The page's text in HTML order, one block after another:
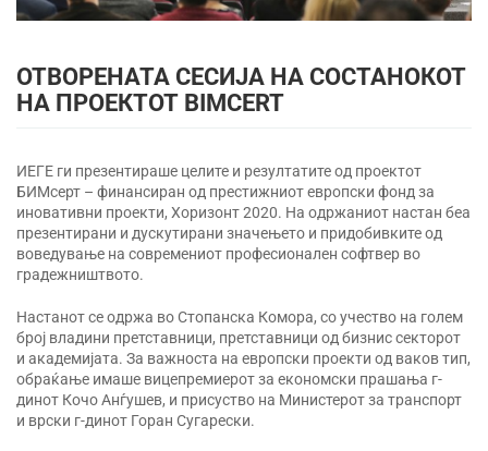
ОТВОРЕНАТА СЕСИЈА НА СОСТАНОКОТ
НА ПРОЕКТОТ BIMCERT
ИЕГЕ ги презентираше целите и резултатите од проектот
БИМсерт – финансиран од престижниот европски фонд за
иновативни проекти, Хоризонт 2020. На одржаниот настан беа
презентирани и дускутирани значењето и придобивките од
воведување на современиот професионален софтвер во
градежништвото.
Настанот се одржа во Стопанска Комора, со учество на голем
број владини претставници, претставници од бизнис секторот
и академијата. За важноста на европски проекти од ваков тип,
обраќање имаше вицепремиерот за економски прашања г-
динот Кочо Анѓушев, и присуство на Министерот за транспорт
и врски г-динот Горан Сугарески.